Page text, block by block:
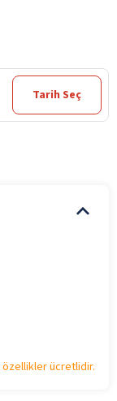
Tarih Seç
ücretlidir.